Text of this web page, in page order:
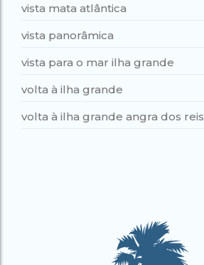
vista mata atlântica
vista panorâmica
vista para o mar ilha grande
volta à ilha grande
volta à ilha grande angra dos reis